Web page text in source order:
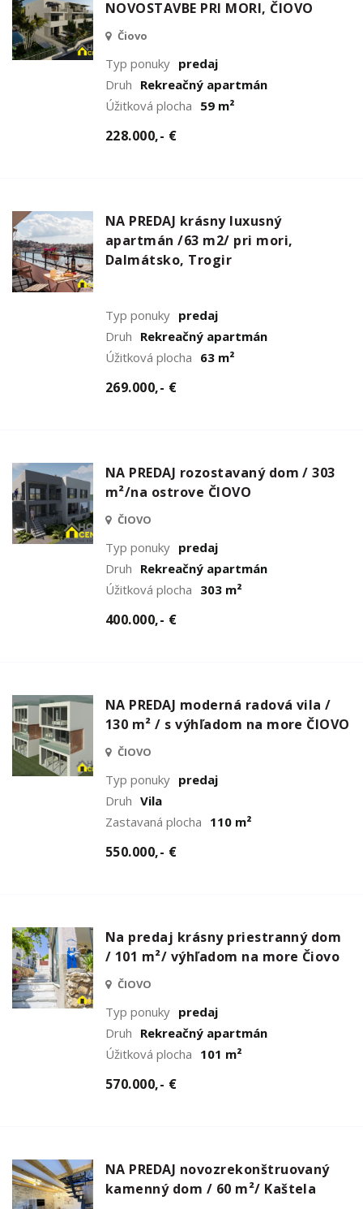
NOVOSTAVBE PRI MORI, ČIOVO
Čiovo
Typ ponuky predaj
Druh Rekreačný apartmán
Úžitková plocha 59 m²
228.000,- €
NA PREDAJ krásny luxusný
apartmán /63 m2/ pri mori,
Dalmátsko, Trogir
Typ ponuky predaj
Druh Rekreačný apartmán
Úžitková plocha 63 m²
269.000,- €
NA PREDAJ rozostavaný dom / 303
m²/na ostrove ČIOVO
ČIOVO
Typ ponuky predaj
Druh Rekreačný apartmán
Úžitková plocha 303 m²
400.000,- €
NA PREDAJ moderná radová vila /
130 m² / s výhľadom na more ČIOVO
ČIOVO
Typ ponuky predaj
Druh Vila
Zastavaná plocha 110 m²
550.000,- €
Na predaj krásny priestranný dom
/ 101 m²/ výhľadom na more Čiovo
ČIOVO
Typ ponuky predaj
Druh Rekreačný apartmán
Úžitková plocha 101 m²
570.000,- €
NA PREDAJ novozrekonštruovaný
kamenný dom / 60 m²/ Kaštela